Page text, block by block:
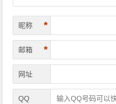
昵称 *
邮箱 *
网址
QQ